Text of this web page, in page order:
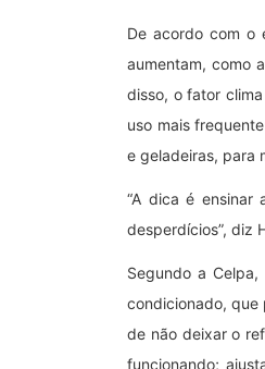
De acordo com o
aumentam, como
disso, o fator
uso mais
e geladeiras, para
“A dica é ensinar
desperdícios”, diz
Segundo a
condicionado, que
de não deixar o
funcionando;